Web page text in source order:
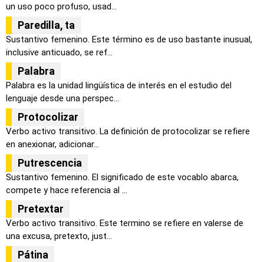
un uso poco profuso, usad...
Paredilla, ta
Sustantivo femenino. Este término es de uso bastante inusual,
inclusive anticuado, se ref...
Palabra
Palabra es la unidad lingüística de interés en el estudio del
lenguaje desde una perspec...
Protocolizar
Verbo activo transitivo. La definición de protocolizar se refiere
en anexionar, adicionar...
Putrescencia
Sustantivo femenino. El significado de este vocablo abarca,
compete y hace referencia al ...
Pretextar
Verbo activo transitivo. Este termino se refiere en valerse de
una excusa, pretexto, just...
Pátina